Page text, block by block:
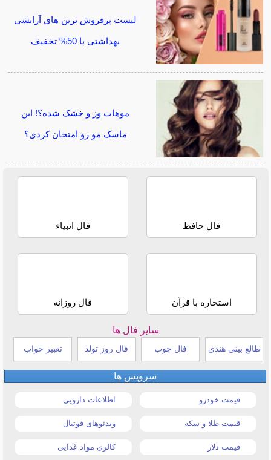
لیست پرفروش ترین های آرایشی
بهداشتی با 50% تخفیف
موهات وز و خشک شده؟! این
ماسک مو رو امتحان کردی؟
فال حافظ فال انبیاء
استخاره با قرآن فال روزانه
سایر فال ها
طالع بینی هندی فال چوب فال روز تولد تعبیر خواب
سرویس ها
قیمت خودرو اطلاعات دارویی
قیمت طلا و سکه ویدئوهای فوتبال
قیمت دلار کالری مواد غذایی